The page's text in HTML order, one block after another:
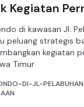
Kegiatan
di kawasan Jl.
peluang strategis
kegiatan
Timur
DI-JL-